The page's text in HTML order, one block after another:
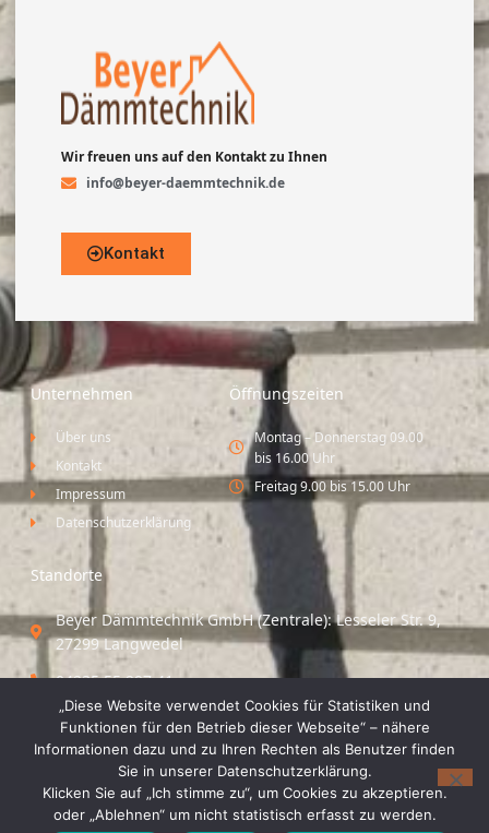
Wir freuen uns auf den Kontakt zu Ihnen
info@beyer-daemmtechnik.de
Kontakt
Unternehmen
Über uns
Kontakt
Impressum
Datenschutzerklärung
Öffnungszeiten
Montag – Donnerstag 09.00
bis 16.00 Uhr
Freitag 9.00 bis 15.00 Uhr
Standorte
Beyer Dämmtechnik GmbH (Zentrale): Lesseler Str. 9,
27299 Langwedel
04235 55 297 41
Standort Vechta / Minden: Osloer Straße 21 49377
Vechta
04441 8 89 93 40
„Diese Website verwendet Cookies für Statistiken und
Funktionen für den Betrieb dieser Webseite“ – nähere
Informationen dazu und zu Ihren Rechten als Benutzer finden
Sie in unserer Datenschutzerklärung.
Klicken Sie auf „Ich stimme zu“, um Cookies zu akzeptieren.
oder „Ablehnen“ um nicht statistisch erfasst zu werden.